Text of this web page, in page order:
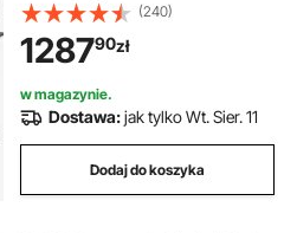
Profesjonalna Drukarka Ploterów
Oprogramowanie z Stojak
Podłogowy Signmaster do
Wycinania Ploterów Winylowych
(240)
128790zł
w magazynie.
Dostawa:jak tylko Wt. Sier. 11
Dodaj do koszyka